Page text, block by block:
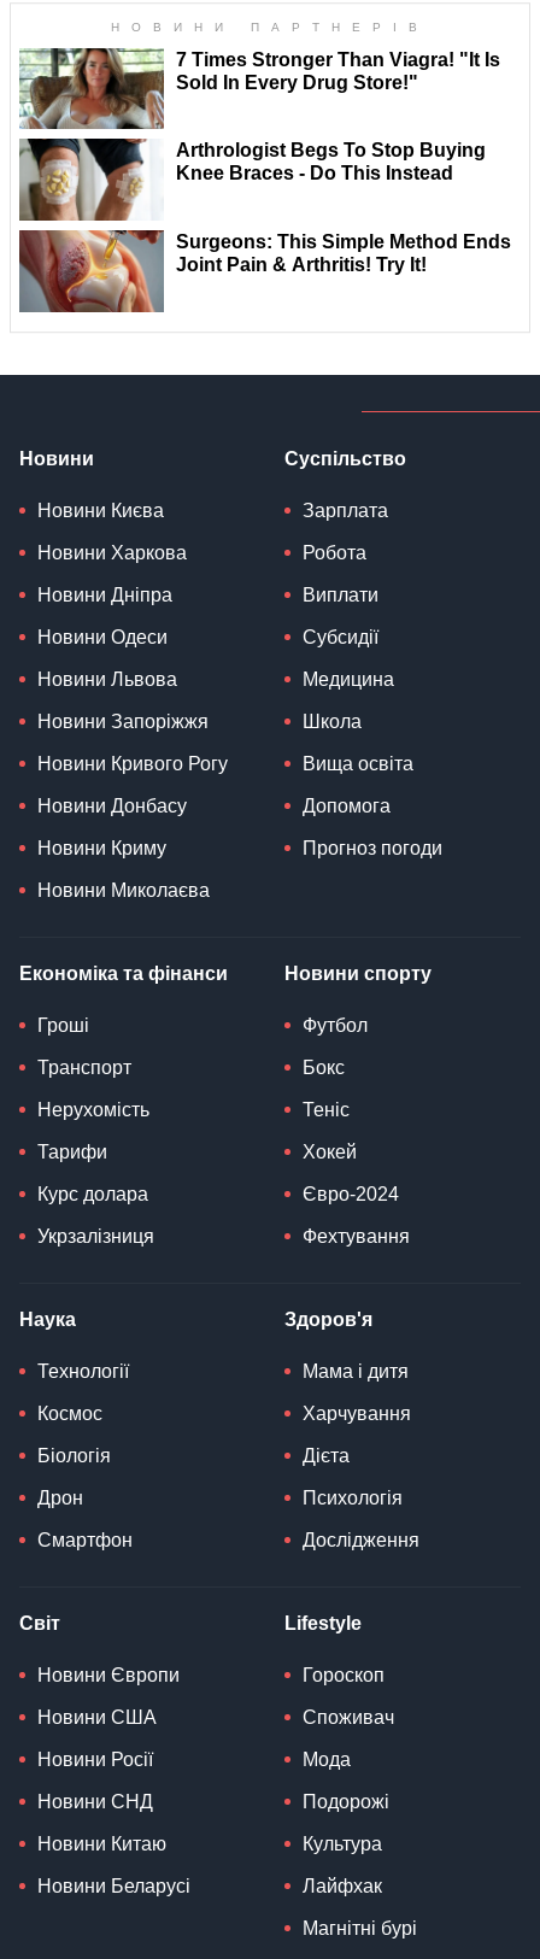
Новини
Новини Києва
Новини Харкова
Новини Дніпра
Новини Одеси
Новини Львова
Новини Запоріжжя
Новини Кривого Рогу
Новини Донбасу
Новини Криму
Новини Миколаєва
Суспільство
Зарплата
Робота
Виплати
Субсидії
Медицина
Школа
Вища освіта
Допомога
Прогноз погоди
Економіка та фінанси
Гроші
Транспорт
Нерухомість
Тарифи
Курс долара
Укрзалізниця
Новини спорту
Футбол
Бокс
Теніс
Хокей
Євро-2024
Фехтування
Наука
Технології
Космос
Біологія
Дрон
Смартфон
Здоров'я
Мама і дитя
Харчування
Дієта
Психологія
Дослідження
Світ
Новини Європи
Новини США
Новини Росії
Новини СНД
Новини Китаю
Новини Беларусі
Lifestyle
Гороскоп
Споживач
Мода
Подорожі
Культура
Лайфхак
Магнітні бурі